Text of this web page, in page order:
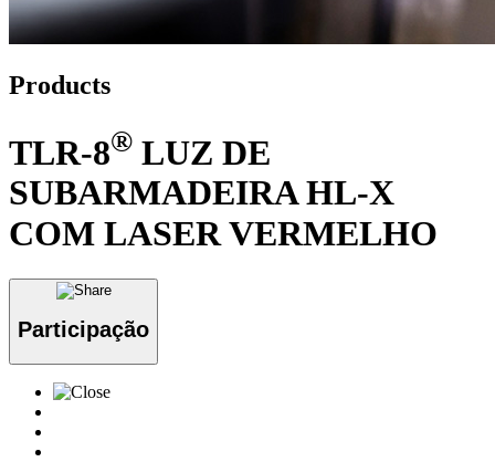
Products
TLR-8® LUZ DE
SUBARMADEIRA HL-X
COM LASER VERMELHO
Participação